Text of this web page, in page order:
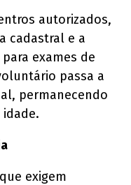
autorizados,
cadastral e a
exames de
passa a
permanecendo
exigem